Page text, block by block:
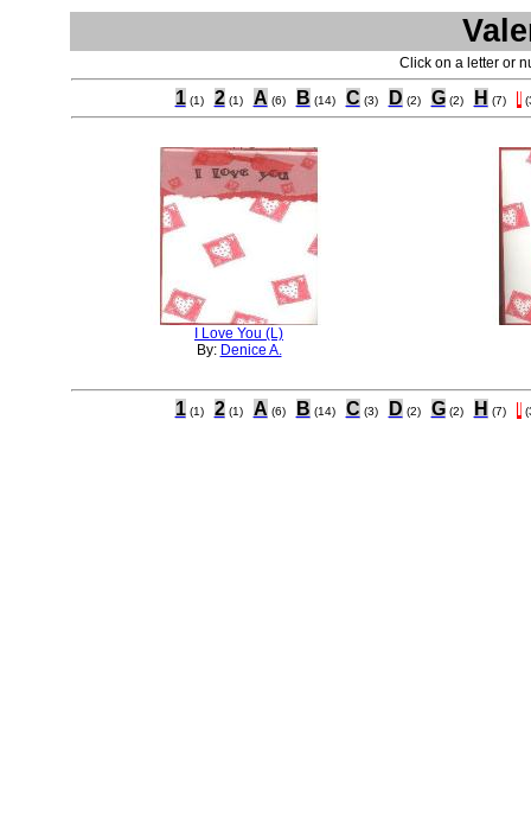
Click on a letter or
1 (1) 2 (1) A (6) B (14) C (3) D (2) G (2) H (7) I
I Love You (L)
By: Denice A.
1 (1) 2 (1) A (6) B (14) C (3) D (2) G (2) H (7) I